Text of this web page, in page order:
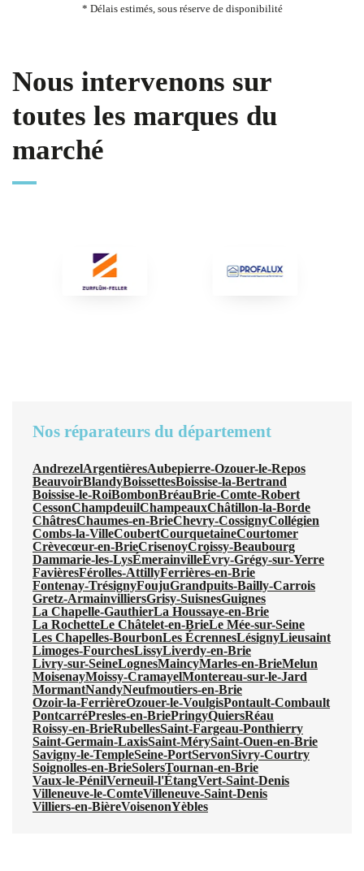
* Délais estimés, sous réserve de disponibilité
Nous intervenons sur
toutes les marques du
marché
Nos réparateurs du département
AndrezelArgentièresAubepierre-Ozouer-le-Repos
BeauvoirBlandyBoissettesBoissise-la-Bertrand
Boissise-le-RoiBombonBréauBrie-Comte-Robert
CessonChampdeuilChampeauxChâtillon-la-Borde
ChâtresChaumes-en-BrieChevry-CossignyCollégien
Combs-la-VilleCoubertCourquetaineCourtomer
Crèvecœur-en-BrieCrisenoyCroissy-Beaubourg
Dammarie-les-LysÉmerainvilleÉvry-Grégy-sur-Yerre
FavièresFérolles-AttillyFerrières-en-Brie
Fontenay-TrésignyFoujuGrandpuits-Bailly-Carrois
Gretz-ArmainvilliersGrisy-SuisnesGuignes
La Chapelle-GauthierLa Houssaye-en-Brie
La RochetteLe Châtelet-en-BrieLe Mée-sur-Seine
Les Chapelles-BourbonLes ÉcrennesLésignyLieusaint
Limoges-FourchesLissyLiverdy-en-Brie
Livry-sur-SeineLognesMaincyMarles-en-BrieMelun
MoisenayMoissy-CramayelMontereau-sur-le-Jard
MormantNandyNeufmoutiers-en-Brie
Ozoir-la-FerrièreOzouer-le-VoulgisPontault-Combault
PontcarréPresles-en-BriePringyQuiersRéau
Roissy-en-BrieRubellesSaint-Fargeau-Ponthierry
Saint-Germain-LaxisSaint-MérySaint-Ouen-en-Brie
Savigny-le-TempleSeine-PortServonSivry-Courtry
Soignolles-en-BrieSolersTournan-en-Brie
Vaux-le-PénilVerneuil-l'ÉtangVert-Saint-Denis
Villeneuve-le-ComteVilleneuve-Saint-Denis
Villiers-en-BièreVoisenonYèbles